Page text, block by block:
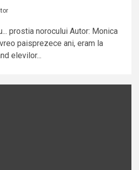
prostia norocului Autor: Monica
paisprezece ani, eram la
elevilor...